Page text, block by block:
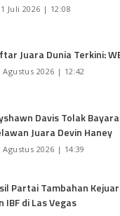
Juli 2026 | 12:08
Juara Dunia Terkini:
Agustus 2026 | 12:42
Davis Tolak
Juara Devin Haney
Agustus 2026 | 14:39
Partai Tambahan
IBF di Las Vegas